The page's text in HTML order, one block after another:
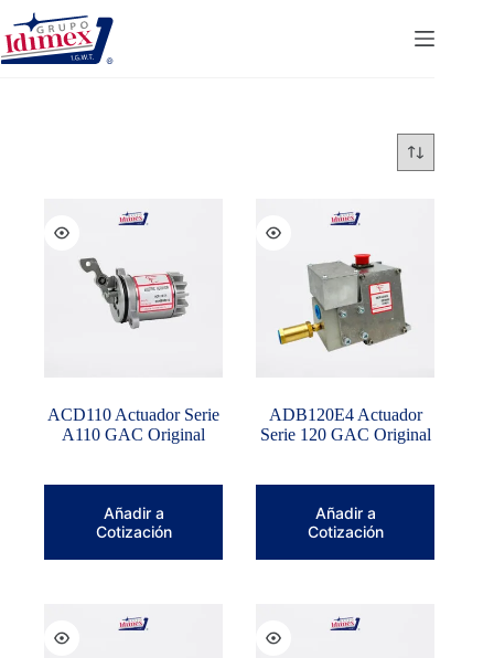
Saltar
contenido
ACD110 Actuador Serie
A110 GAC Original
Añadir a
Cotización
ADB120E4 Actuador
Serie 120 GAC Original
Añadir a
Cotización